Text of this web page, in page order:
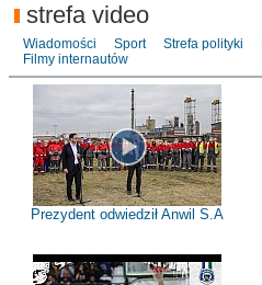
strefa video
Wiadomości Sport Strefa polityki
Filmy internautów
Prezydent odwiedził Anwil S.A